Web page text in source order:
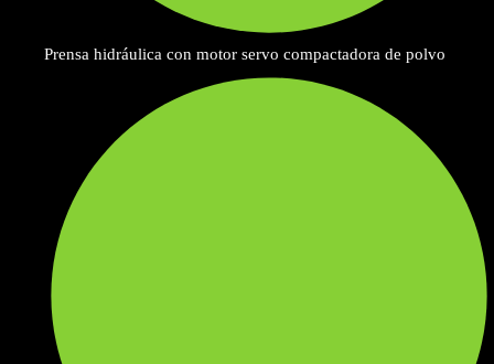
Prensa hidráulica con motor servo compactadora de polvo